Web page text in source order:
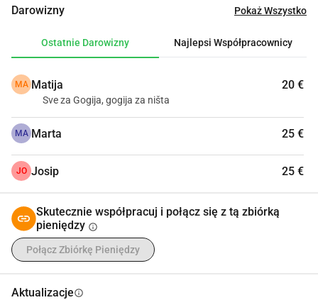
Darowizny Pokaż Wszystko
Ostatnie Darowizny Najlepsi Współpracownicy
MA Matija 20 €
Sve za Gogija, gogija za ništa
MA Marta 25 €
JO Josip 25 €
Skutecznie współpracuj i połącz się z tą zbiórką
pieniędzy info
Połącz Zbiórkę Pieniędzy
Aktualizacjeinfo